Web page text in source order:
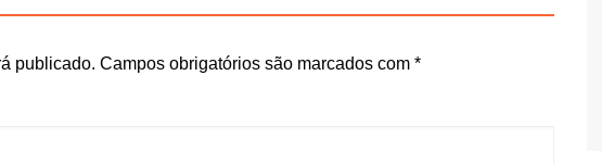
publicado. Campos obrigatórios são marcados com *